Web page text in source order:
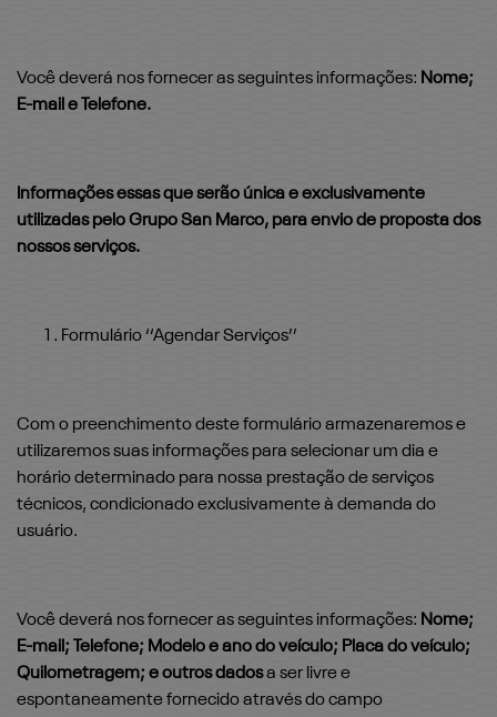
Você deverá nos fornecer as seguintes informações: Nome;
E-mail e Telefone.
Informações essas que serão única e exclusivamente
utilizadas pelo Grupo San Marco, para envio de proposta dos
nossos serviços.
Formulário ‘‘Agendar Serviços’’
Com o preenchimento deste formulário armazenaremos e
utilizaremos suas informações para selecionar um dia e
horário determinado para nossa prestação de serviços
técnicos, condicionado exclusivamente à demanda do
usuário.
Você deverá nos fornecer as seguintes informações: Nome;
E-mail; Telefone; Modelo e ano do veículo; Placa do veículo;
Quilometragem; e outros dadosa ser livre e
espontaneamente fornecido através do campo